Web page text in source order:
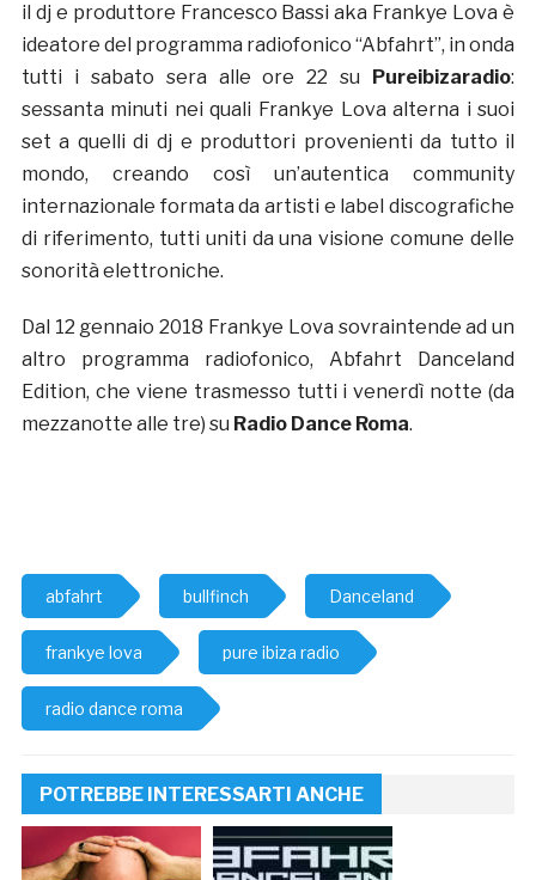
il dj e produttore Francesco Bassi aka Frankye Lova è
ideatore del programma radiofonico “Abfahrt”, in onda
tutti i sabato sera alle ore 22 su
Pureibizaradio:
sessanta minuti nei quali Frankye Lova alterna i suoi
set a quelli di dj e produttori provenienti da tutto il
mondo, creando così un’autentica community
internazionale formata da artisti e label discografiche
di riferimento, tutti uniti da una visione comune delle
sonorità elettroniche.
Dal 12 gennaio 2018 Frankye Lova sovraintende ad un
altro programma radiofonico, Abfahrt Danceland
Edition, che viene trasmesso tutti i venerdì notte (da
mezzanotte alle tre) su Radio Dance Roma.
abfahrt bullfinch Danceland
frankye lova pure ibiza radio
radio dance roma
POTREBBE INTERESSARTI ANCHE